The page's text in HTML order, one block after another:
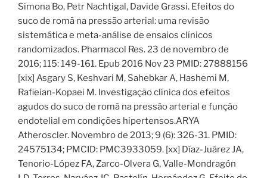
Simona Bo, Petr Nachtigal, Davide Grassi. Efeitos do
suco de romã na pressão arterial: uma revisão
sistemática e meta-análise de ensaios clínicos
randomizados. Pharmacol Res. 23 de novembro de
2016; 115: 149-161. Epub 2016 Nov 23 PMID: 27888156
[xix] Asgary S, Keshvari M, Sahebkar A, Hashemi M,
Rafieian-Kopaei M. Investigação clínica dos efeitos
agudos do suco de romã na pressão arterial e função
endotelial em condições hipertensos.ARYA
Atheroscler. Novembro de 2013; 9 (6): 326-31. PMID:
24575134; PMCID: PMC3933059. [xx] Díaz-Juárez JA,
Tenorio-López FA, Zarco-Olvera G, Valle-Mondragón